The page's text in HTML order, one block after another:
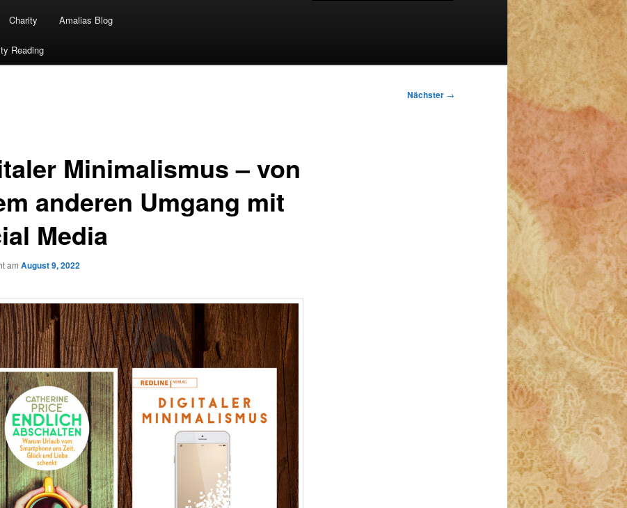
Charity Amalias Blog
Reading
Nächster →
Minimalismus – von
anderen Umgang mit
Media
am August 9, 2022